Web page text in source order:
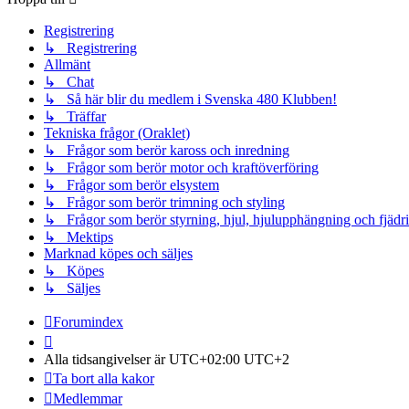
Registrering
↳ Registrering
Allmänt
↳ Chat
↳ Så här blir du medlem i Svenska 480 Klubben!
↳ Träffar
Tekniska frågor (Oraklet)
↳ Frågor som berör kaross och inredning
↳ Frågor som berör motor och kraftöverföring
↳ Frågor som berör elsystem
↳ Frågor som berör trimning och styling
↳ Frågor som berör styrning, hjul, hjulupphängning och
↳ Mektips
Marknad köpes och säljes
↳ Köpes
↳ Säljes
Forumindex
Alla tidsangivelser är UTC+02:00 UTC+2
Ta bort alla kakor
Medlemmar